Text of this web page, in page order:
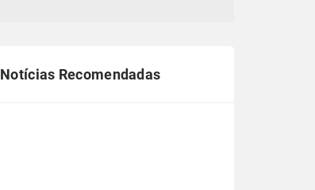
Notícias Recomendadas